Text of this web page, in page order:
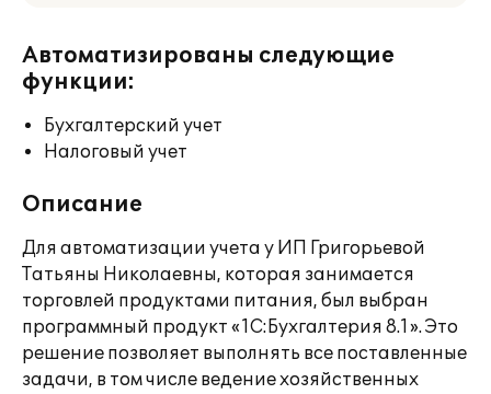
Автоматизированы следующие
функции:
Бухгалтерский учет
Налоговый учет
Описание
Для автоматизации учета у ИП Григорьевой
Татьяны Николаевны, которая занимается
торговлей продуктами питания, был выбран
программный продукт «1С:Бухгалтерия 8.1». Это
решение позволяет выполнять все поставленные
задачи, в том числе ведение хозяйственных